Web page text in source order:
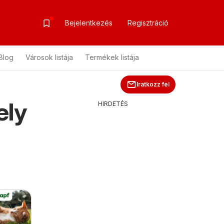
Bejelentkezés Regisztráció
Városok listája Termékek listája
Iratkozz fel
HIRDETÉS